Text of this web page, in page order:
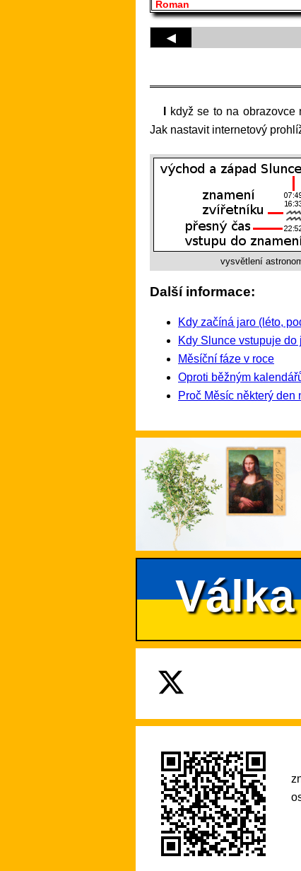
Roman
◀
I když se to na
Jak nastavit internetový
vysvětlení
Další informace:
Kdy začíná jaro (léto,
Kdy Slunce vstupuje
Měsíční fáze v roce
Oproti běžným
Proč Měsíc některý